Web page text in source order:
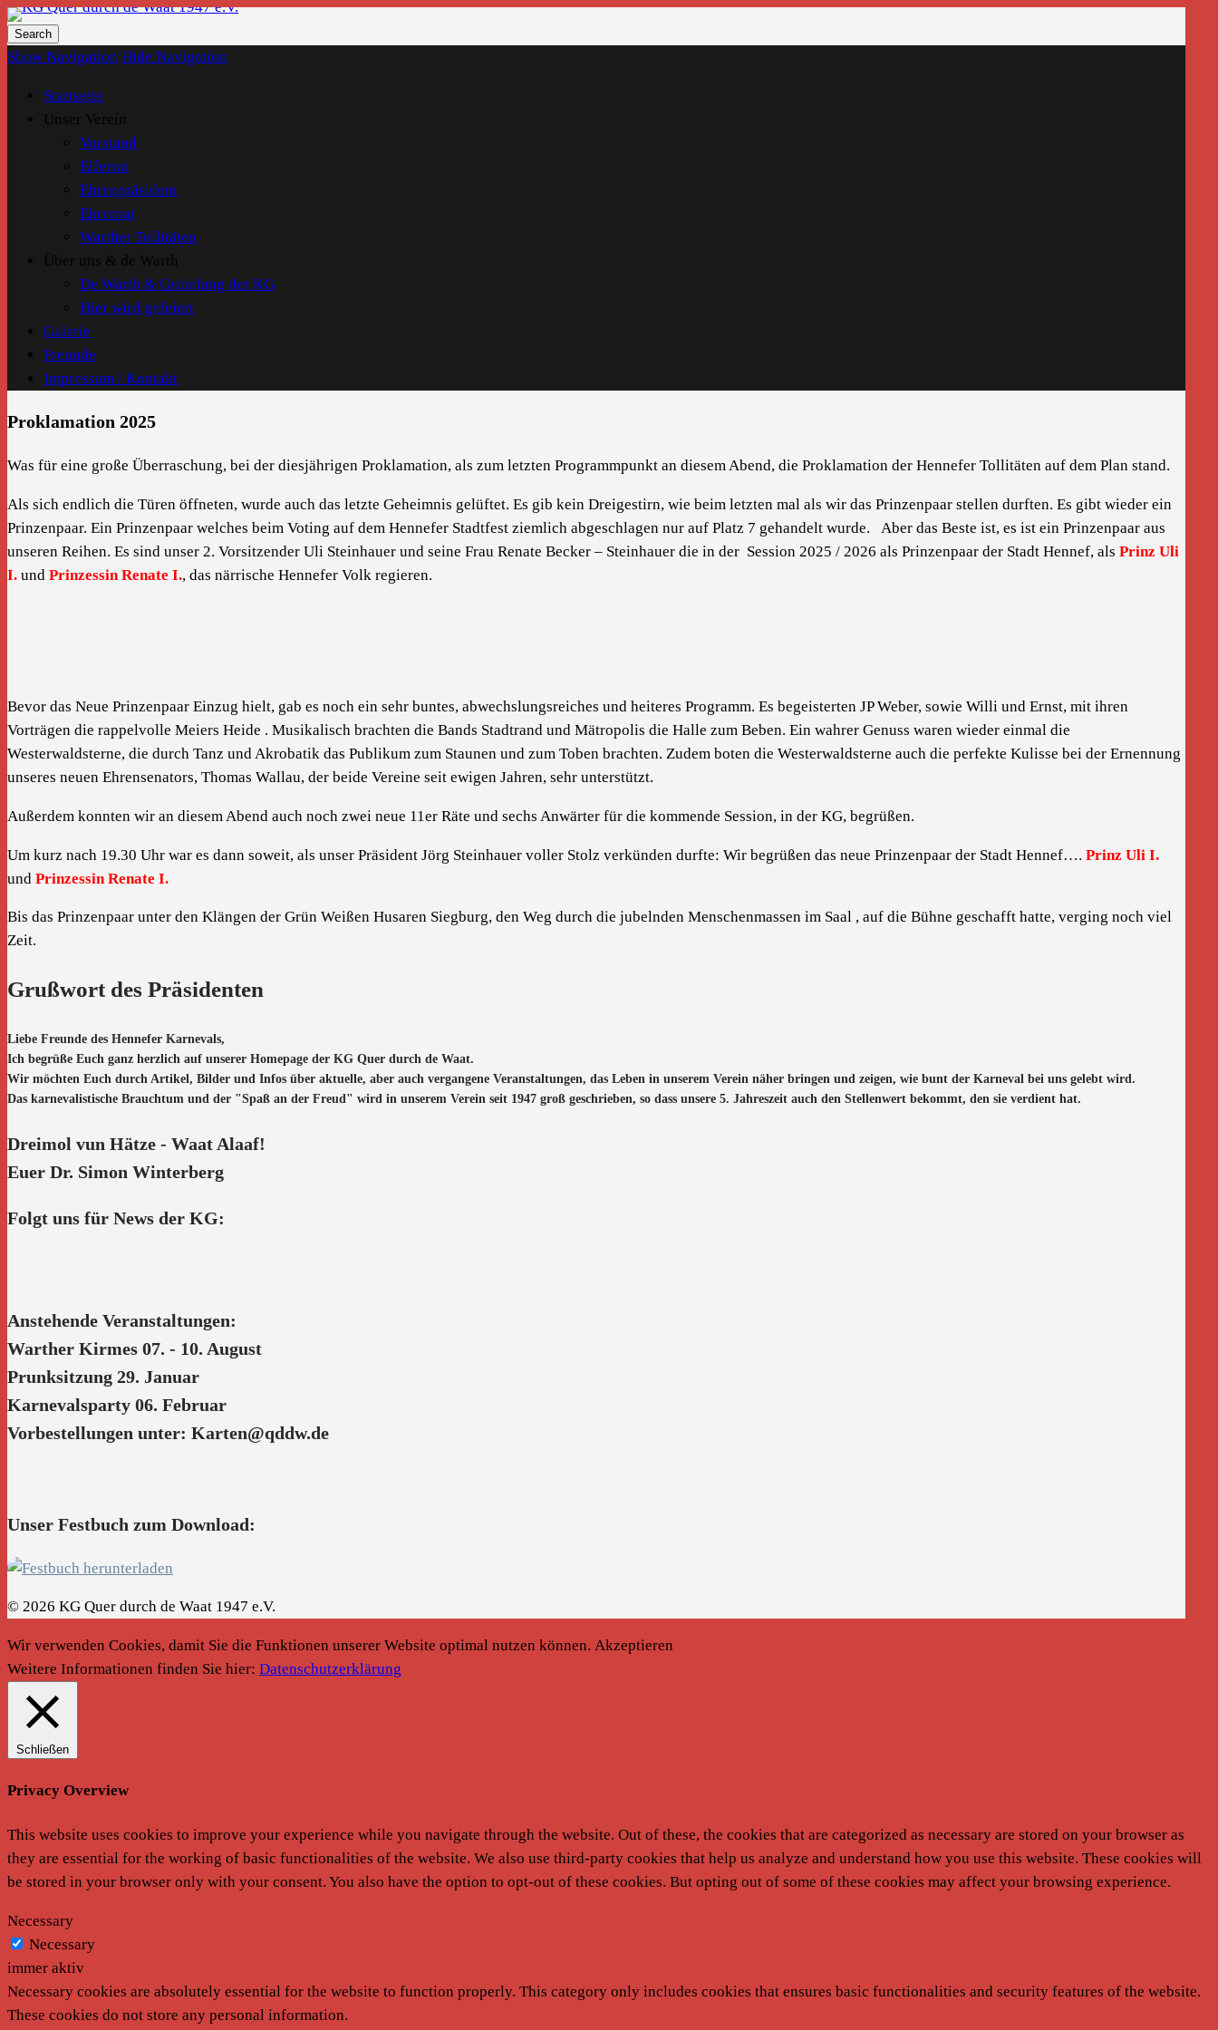
KG Quer durch de Waat 1947 e.V.
Show Navigation Hide Navigation
Startseite
Unser Verein
Vorstand
Elferrat
Ehrenpräsident
Ehrenrat
Warther Tollitäten
Über uns & de Warth
De Warth & Gründung der KG
Hier wird gefeiert
Galerie
Freunde
Impressum / Kontakt
Proklamation 2025
Was für eine große Überraschung, bei der diesjährigen Proklamation, als zum letzten Programmpunkt an diesem Abend, die Proklamation der Hennefer Tollitäten auf dem Plan stand.
Als sich endlich die Türen öffneten, wurde auch das letzte Geheimnis gelüftet. Es gib kein Dreigestirn, wie beim letzten mal als wir das Prinzenpaar stellen durften. Es gibt wieder ein
Prinzenpaar. Ein Prinzenpaar welches beim Voting auf dem Hennefer Stadtfest ziemlich abgeschlagen nur auf Platz 7 gehandelt wurde. Aber das Beste ist, es ist ein Prinzenpaar aus
unseren Reihen. Es sind unser 2. Vorsitzender Uli Steinhauer und seine Frau Renate Becker – Steinhauer die in der Session 2025 / 2026 als Prinzenpaar der Stadt Hennef, als Prinz Uli
I. und Prinzessin Renate I., das närrische Hennefer Volk regieren.
Bevor das Neue Prinzenpaar Einzug hielt, gab es noch ein sehr buntes, abwechslungsreiches und heiteres Programm. Es begeisterten JP Weber, sowie Willi und Ernst, mit ihren
Vorträgen die rappelvolle Meiers Heide . Musikalisch brachten die Bands Stadtrand und Mätropolis die Halle zum Beben. Ein wahrer Genuss waren wieder einmal die
Westerwaldsterne, die durch Tanz und Akrobatik das Publikum zum Staunen und zum Toben brachten. Zudem boten die Westerwaldsterne auch die perfekte Kulisse bei der Ernennung
unseres neuen Ehrensenators, Thomas Wallau, der beide Vereine seit ewigen Jahren, sehr unterstützt.
Außerdem konnten wir an diesem Abend auch noch zwei neue 11er Räte und sechs Anwärter für die kommende Session, in der KG, begrüßen.
Um kurz nach 19.30 Uhr war es dann soweit, als unser Präsident Jörg Steinhauer voller Stolz verkünden durfte: Wir begrüßen das neue Prinzenpaar der Stadt Hennef…. Prinz Uli I.
und Prinzessin Renate I.
Bis das Prinzenpaar unter den Klängen der Grün Weißen Husaren Siegburg, den Weg durch die jubelnden Menschenmassen im Saal , auf die Bühne geschafft hatte, verging noch viel
Zeit.
Grußwort des Präsidenten
Liebe Freunde des Hennefer Karnevals,
Ich begrüße Euch ganz herzlich auf unserer Homepage der KG Quer durch de Waat.
Wir möchten Euch durch Artikel, Bilder und Infos über aktuelle, aber auch vergangene Veranstaltungen, das Leben in unserem Verein näher bringen und zeigen, wie bunt der Karneval bei uns gelebt wird.
Das karnevalistische Brauchtum und der "Spaß an der Freud" wird in unserem Verein seit 1947 groß geschrieben, so dass unsere 5. Jahreszeit auch den Stellenwert bekommt, den sie verdient hat.
Dreimol vun Hätze - Waat Alaaf!
Euer Dr. Simon Winterberg
Folgt uns für News der KG:
Anstehende Veranstaltungen:
Warther Kirmes 07. - 10. August
Prunksitzung 29. Januar
Karnevalsparty 06. Februar
Vorbestellungen unter: Karten@qddw.de
Unser Festbuch zum Download:
© 2026 KG Quer durch de Waat 1947 e.V.
Wir verwenden Cookies, damit Sie die Funktionen unserer Website optimal nutzen können. Akzeptieren
Weitere Informationen finden Sie hier: Datenschutzerklärung
Schließen
Privacy Overview
This website uses cookies to improve your experience while you navigate through the website. Out of these, the cookies that are categorized as necessary are stored on your browser as
they are essential for the working of basic functionalities of the website. We also use third-party cookies that help us analyze and understand how you use this website. These cookies will
be stored in your browser only with your consent. You also have the option to opt-out of these cookies. But opting out of some of these cookies may affect your browsing experience.
Necessary
Necessary
immer aktiv
Necessary cookies are absolutely essential for the website to function properly. This category only includes cookies that ensures basic functionalities and security features of the website.
These cookies do not store any personal information.